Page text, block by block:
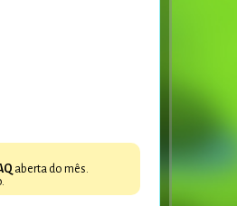
aberta do mês.